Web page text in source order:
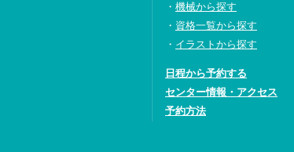
機械から探す
資格一覧から探す
イラストから探す
日程から予約する
センター情報・アクセス
予約方法